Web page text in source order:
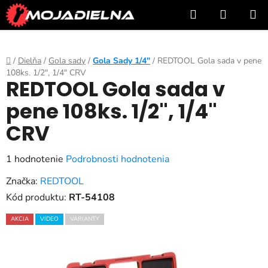
Prejsť
na
obsah
Hľadať
KOŠÍK
Domov
/ Dielňa / Gola sady / Gola Sady 1/4" / REDTOOL Gola sada v pene
108ks. 1/2", 1/4" CRV
REDTOOL Gola sada v
pene 108ks. 1/2", 1/4"
CRV
Priemerné
hodnotenie
produktu
5,0
1 hodnotenie Podrobnosti hodnotenia
Značka: REDTOOL
Kód produktu: RT-54108
AKCIA VIDEO VARIANTY